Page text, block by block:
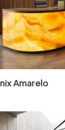
Ônix Amarelo